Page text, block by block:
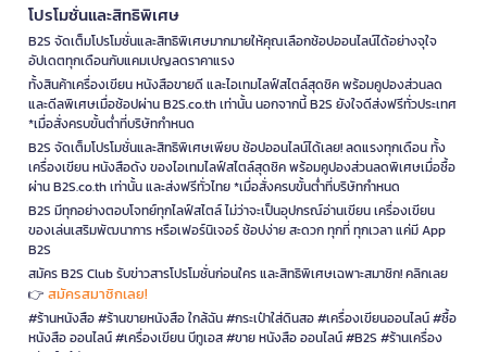
โปรโมชั่นและสิทธิพิเศษ
B2S จัดเต็มโปรโมชั่นและสิทธิพิเศษมากมายให้คุณเลือกช้อปออนไลน์ได้อย่างจุใจ
อัปเดตทุกเดือนกับแคมเปญลดราคาแรง
ทั้งสินค้าเครื่องเขียน หนังสือขายดี และไอเทมไลฟ์สไตล์สุดชิค พร้อมคูปองส่วนลด
และดีลพิเศษเมื่อช้อปผ่าน B2S.co.th เท่านั้น นอกจากนี้ B2S ยังใจดีส่งฟรีทั่วประเทศ
*เมื่อสั่งครบขั้นต่ำที่บริษัทกำหนด
B2S จัดเต็มโปรโมชั่นและสิทธิพิเศษเพียบ ช้อปออนไลน์ได้เลย! ลดแรงทุกเดือน ทั้ง
เครื่องเขียน หนังสือดัง ของไอเทมไลฟ์สไตล์สุดชิค พร้อมคูปองส่วนลดพิเศษเมื่อซื้อ
ผ่าน B2S.co.th เท่านั้น และส่งฟรีทั่วไทย *เมื่อสั่งครบขั้นต่ำที่บริษัทกำหนด
B2S มีทุกอย่างตอบโจทย์ทุกไลฟ์สไตล์ ไม่ว่าจะเป็นอุปกรณ์อ่านเขียน เครื่องเขียน
ของเล่นเสริมพัฒนาการ หรือเฟอร์นิเจอร์ ช้อปง่าย สะดวก ทุกที่ ทุกเวลา แค่มี App
B2S
สมัคร B2S Club รับข่าวสารโปรโมชั่นก่อนใคร และสิทธิพิเศษเฉพาะสมาชิก! คลิกเลย
👉 สมัครสมาชิกเลย!
#ร้านหนังสือ #ร้านขายหนังสือ ใกล้ฉัน #กระเป๋าใส่ดินสอ #เครื่องเขียนออนไลน์ #ซื้อ
หนังสือ ออนไลน์ #เครื่องเขียน บีทูเอส #ขาย หนังสือ ออนไลน์ #B2S #ร้านเครื่อง